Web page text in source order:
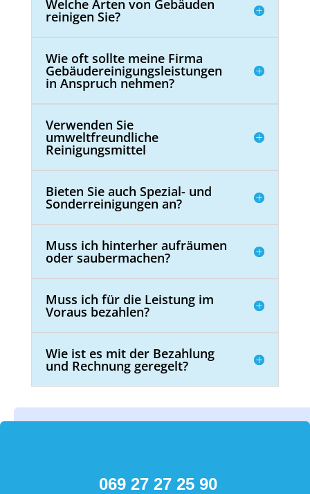
Welche Arten von Gebäuden
reinigen Sie?
Wie oft sollte meine Firma
Gebäudereinigungsleistungen
in Anspruch nehmen?
Verwenden Sie
umweltfreundliche
Reinigungsmittel
Bieten Sie auch Spezial- und
Sonderreinigungen an?
Muss ich hinterher aufräumen
oder saubermachen?
Muss ich für die Leistung im
Voraus bezahlen?
Wie ist es mit der Bezahlung
und Rechnung geregelt?
069 27 27 25 90